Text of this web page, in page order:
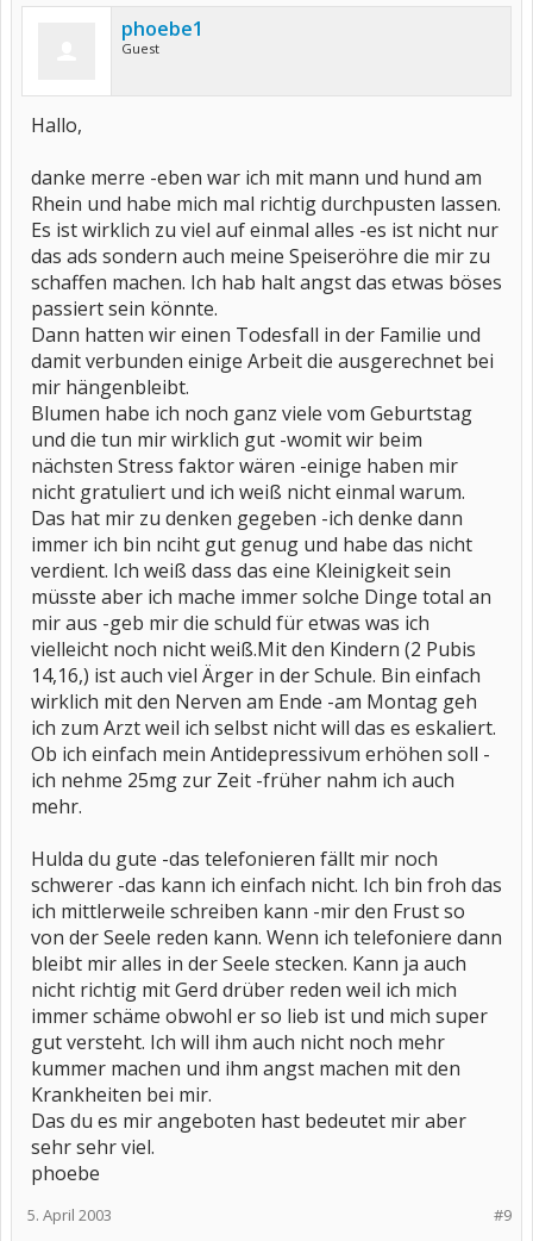
phoebe1
Guest
Hallo,
danke merre -eben war ich mit mann und hund am
Rhein und habe mich mal richtig durchpusten lassen.
Es ist wirklich zu viel auf einmal alles -es ist nicht nur
das ads sondern auch meine Speiseröhre die mir zu
schaffen machen. Ich hab halt angst das etwas böses
passiert sein könnte.
Dann hatten wir einen Todesfall in der Familie und
damit verbunden einige Arbeit die ausgerechnet bei
mir hängenbleibt.
Blumen habe ich noch ganz viele vom Geburtstag
und die tun mir wirklich gut -womit wir beim
nächsten Stress faktor wären -einige haben mir
nicht gratuliert und ich weiß nicht einmal warum.
Das hat mir zu denken gegeben -ich denke dann
immer ich bin nciht gut genug und habe das nicht
verdient. Ich weiß dass das eine Kleinigkeit sein
müsste aber ich mache immer solche Dinge total an
mir aus -geb mir die schuld für etwas was ich
vielleicht noch nicht weiß.Mit den Kindern (2 Pubis
14,16,) ist auch viel Ärger in der Schule. Bin einfach
wirklich mit den Nerven am Ende -am Montag geh
ich zum Arzt weil ich selbst nicht will das es eskaliert.
Ob ich einfach mein Antidepressivum erhöhen soll -
ich nehme 25mg zur Zeit -früher nahm ich auch
mehr.
Hulda du gute -das telefonieren fällt mir noch
schwerer -das kann ich einfach nicht. Ich bin froh das
ich mittlerweile schreiben kann -mir den Frust so
von der Seele reden kann. Wenn ich telefoniere dann
bleibt mir alles in der Seele stecken. Kann ja auch
nicht richtig mit Gerd drüber reden weil ich mich
immer schäme obwohl er so lieb ist und mich super
gut versteht. Ich will ihm auch nicht noch mehr
kummer machen und ihm angst machen mit den
Krankheiten bei mir.
Das du es mir angeboten hast bedeutet mir aber
sehr sehr viel.
phoebe
#9
5. April 2003